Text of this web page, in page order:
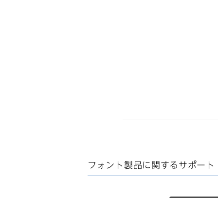
フォント製品に関する サポート